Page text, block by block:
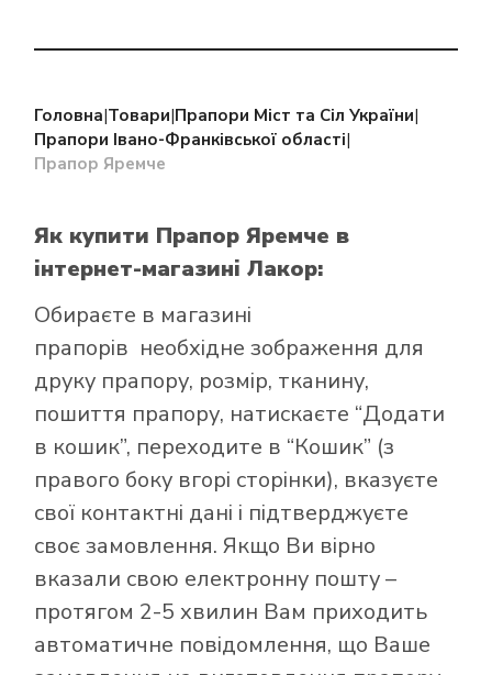
Головна|Товари|Прапори Міст та Сіл України|
Прапори Івано-Франківської області|
Прапор Яремче
Як купити Прапор Яремче в
інтернет-магазині Лакор:
Обираєте в магазині
прапорів необхідне зображення для
друку прапору, розмір, тканину,
пошиття прапору, натискаєте “Додати
в кошик”, переходите в “Кошик” (з
правого боку вгорі сторінки), вказуєте
свої контактні дані і підтверджуєте
своє замовлення. Якщо Ви вірно
вказали свою електронну пошту –
протягом 2-5 хвилин Вам приходить
автоматичне повідомлення, що Ваше